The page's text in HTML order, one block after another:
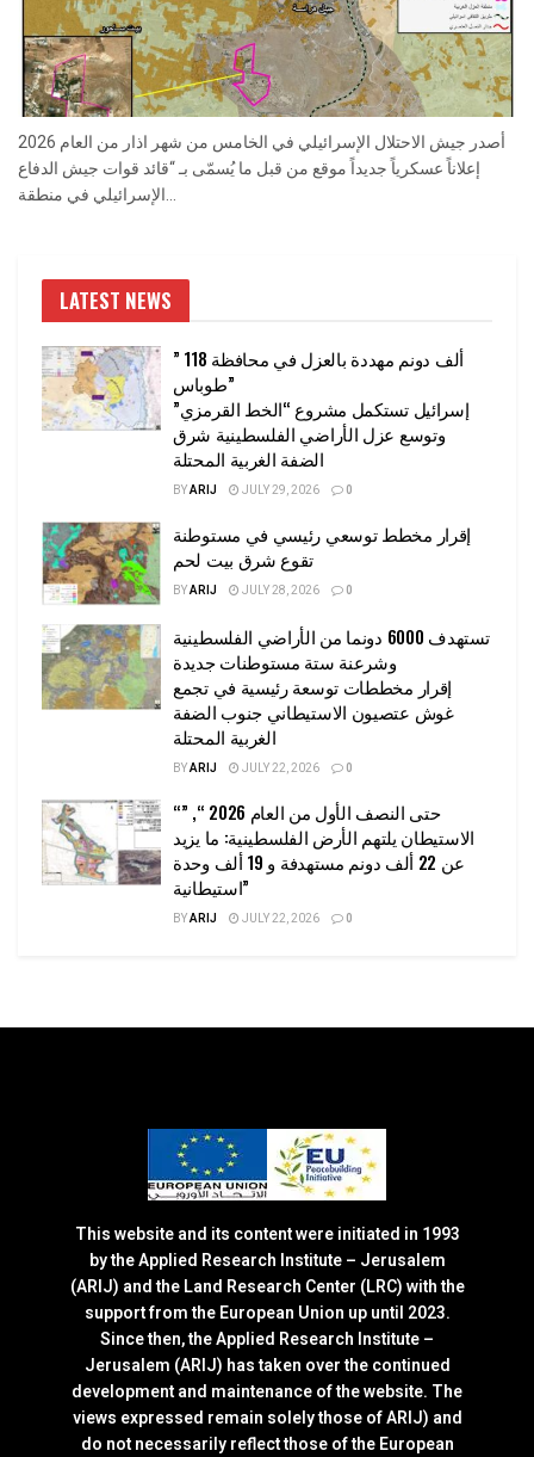
أصدر جيش الاحتلال الإسرائيلي في الخامس من شهر اذار من العام 2026
إعلاناً عسكرياً جديداً موقع من قبل ما يُسمّى بـ “قائد قوات جيش الدفاع
LATEST NEWS
” 118 ألف دونم مهددة بالعزل في محافظة
طوباس”
إسرائيل تستكمل مشروع “الخط القرمزي”
وتوسع عزل الأراضي الفلسطينية شرق
الضفة الغربية المحتلة
BYARIJ JULY 29, 2026 0
إقرار مخطط توسعي رئيسي في مستوطنة
تقوع شرق بيت لحم
BYARIJ JULY 28, 2026 0
تستهدف 6000 دونما من الأراضي الفلسطينية
وشرعنة ستة مستوطنات جديدة
إقرار مخططات توسعة رئيسية في تجمع
غوش عتصيون الاستيطاني جنوب الضفة
الغربية المحتلة
BYARIJ JULY 22, 2026 0
“حتى النصف الأول من العام 2026 “, ”
الاستيطان يلتهم الأرض الفلسطينية: ما يزيد
عن 22 ألف دونم مستهدفة و 19 ألف وحدة
استيطانية”
BYARIJ JULY 22, 2026 0
This website and its content were initiated in 1993
by the Applied Research Institute – Jerusalem
(ARIJ) and the Land Research Center (LRC) with the
support from the European Union up until 2023.
Since then, the Applied Research Institute –
Jerusalem (ARIJ) has taken over the continued
development and maintenance of the website. The
views expressed remain solely those of ARIJ) and
do not necessarily reflect those of the European